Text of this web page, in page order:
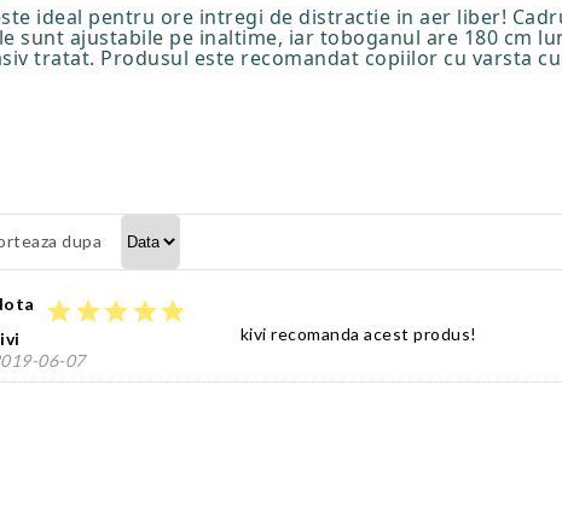
ideal pentru ore intregi de distractie in aer liber!
sunt ajustabile pe inaltime, iar toboganul are 180 cm
tratat. Produsul este recomandat copiilor cu varsta
dupa
starstarstarstarstar
06-07
kivi recomanda acest produs!